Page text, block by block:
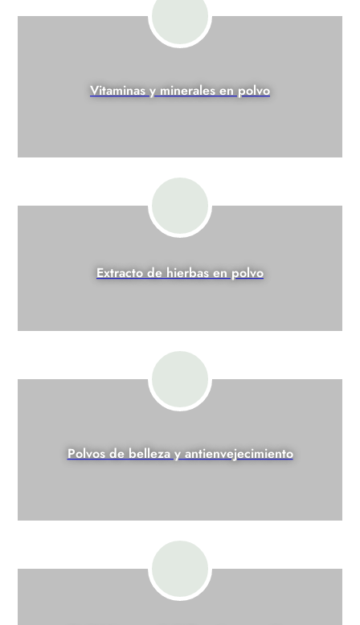
Vitaminas y minerales en polvo
Extracto de hierbas en polvo
Polvos de belleza y antienvejecimiento